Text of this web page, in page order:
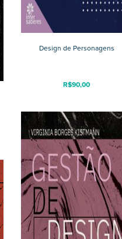
Design de Personagens
R$90,00